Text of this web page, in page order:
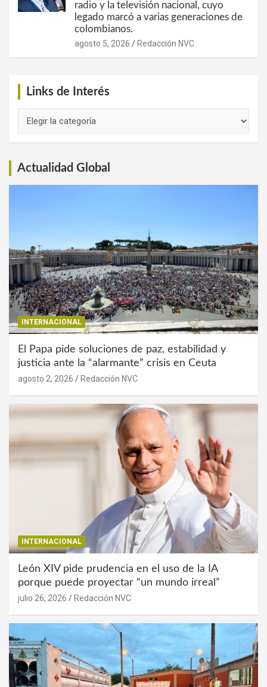
radio y la televisión nacional, cuyo
legado marcó a varias generaciones de
colombianos.
agosto 5, 2026 Redacción NVC
Links de Interés
Actualidad Global
INTERNACIONAL
El Papa pide soluciones de paz, estabilidad y
justicia ante la “alarmante” crisis en Ceuta
agosto 2, 2026 Redacción NVC
INTERNACIONAL
León XIV pide prudencia en el uso de la IA
porque puede proyectar “un mundo irreal”
julio 26, 2026 Redacción NVC